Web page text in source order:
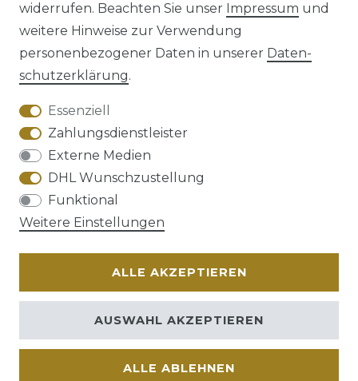
AGB Barrierefreiheitserklärung
Widerrufs­recht
widerrufen. Beachten Sie unser Impressum und
weitere Hinweise zur Verwendung
personenbezogener Daten in unserer Daten­
schutz­erklärung.
Essenziell
Zahlungsdienstleister
Externe Medien
DHL Wunschzustellung
Funktional
Weitere Einstellungen
ALLE AKZEPTIEREN
ALLE ABLEHNEN
AUSWAHL AKZEPTIEREN